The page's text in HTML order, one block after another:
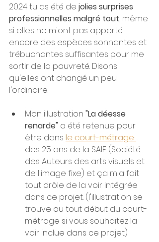
2024 tu as été de jolies surprises
professionnelles malgré tout, même
si elles ne m'ont pas apporté
encore des espèces sonnantes et
trébuchantes suffisantes pour me
sortir de la pauvreté. Disons
qu'elles ont changé un peu
l'ordinaire.
Mon illustration "La déesse
renarde" a été retenue pour
être dans le court-métrage
des 25 ans de la SAIF (Société
des Auteurs des arts visuels et
de l'image fixe) et ça m'a fait
tout drôle de la voir intégrée
dans ce projet. (l'illustration se
trouve au tout début du court-
métrage si vous souhaitez la
voir inclue dans ce projet)